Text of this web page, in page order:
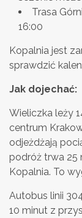
Trasa
16:00
Kopalnia jest
sprawdzić
Jak dojechać:
Wieliczka leży
centrum
odjeżdżają
podróż trwa 25
Kopalnia. To
Autobus linii
10 minut z